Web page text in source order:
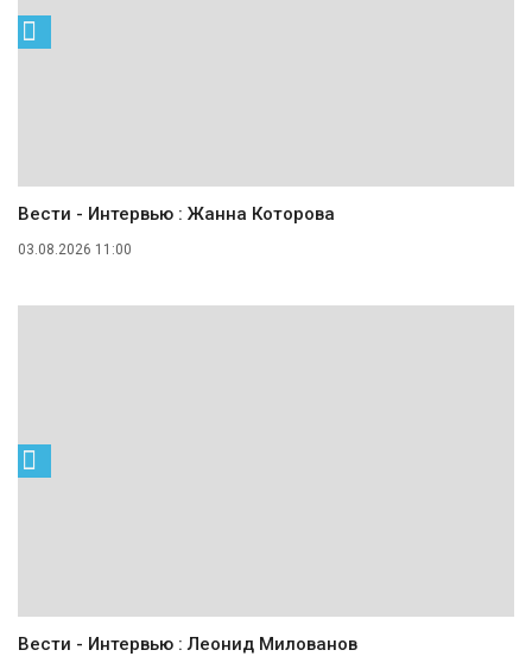
Вести - Интервью : Жанна Которова
03.08.2026 11:00
Вести - Интервью : Леонид Милованов